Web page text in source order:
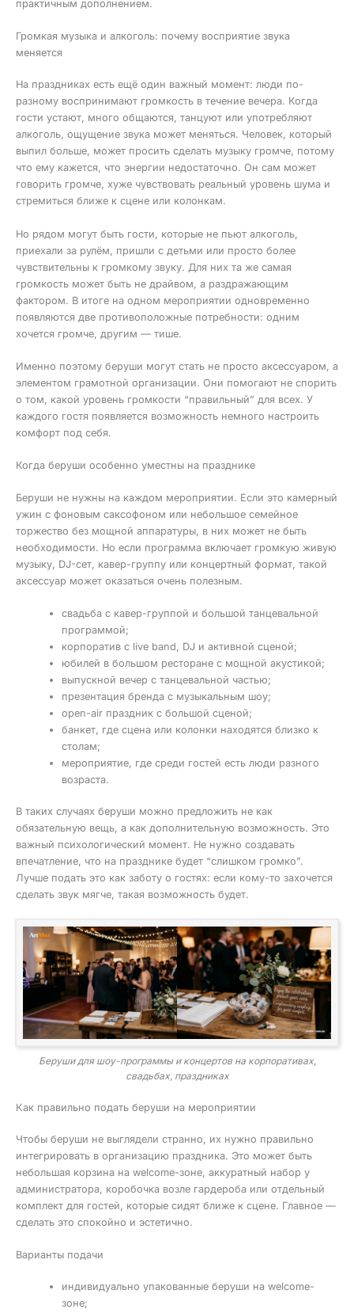
практичным дополнением.
Громкая музыка и алкоголь: почему восприятие звука
меняется
На праздниках есть ещё один важный момент: люди по-
разному воспринимают громкость в течение вечера. Когда
гости устают, много общаются, танцуют или употребляют
алкоголь, ощущение звука может меняться. Человек, который
выпил больше, может просить сделать музыку громче, потому
что ему кажется, что энергии недостаточно. Он сам может
говорить громче, хуже чувствовать реальный уровень шума и
стремиться ближе к сцене или колонкам.
Но рядом могут быть гости, которые не пьют алкоголь,
приехали за рулём, пришли с детьми или просто более
чувствительны к громкому звуку. Для них та же самая
громкость может быть не драйвом, а раздражающим
фактором. В итоге на одном мероприятии одновременно
появляются две противоположные потребности: одним
хочется громче, другим — тише.
Именно поэтому беруши могут стать не просто аксессуаром, а
элементом грамотной организации. Они помогают не спорить
о том, какой уровень громкости “правильный” для всех. У
каждого гостя появляется возможность немного настроить
комфорт под себя.
Когда беруши особенно уместны на празднике
Беруши не нужны на каждом мероприятии. Если это камерный
ужин с фоновым саксофоном или небольшое семейное
торжество без мощной аппаратуры, в них может не быть
необходимости. Но если программа включает громкую живую
музыку, DJ-сет, кавер-группу или концертный формат, такой
аксессуар может оказаться очень полезным.
свадьба с кавер-группой и большой танцевальной
программой;
корпоратив с live band, DJ и активной сценой;
юбилей в большом ресторане с мощной акустикой;
выпускной вечер с танцевальной частью;
презентация бренда с музыкальным шоу;
open-air праздник с большой сценой;
банкет, где сцена или колонки находятся близко к
столам;
мероприятие, где среди гостей есть люди разного
возраста.
В таких случаях беруши можно предложить не как
обязательную вещь, а как дополнительную возможность. Это
важный психологический момент. Не нужно создавать
впечатление, что на празднике будет “слишком громко”.
Лучше подать это как заботу о гостях: если кому-то захочется
сделать звук мягче, такая возможность будет.
Беруши для шоу-программы и концертов на корпоративах,
свадьбах, праздниках
Как правильно подать беруши на мероприятии
Чтобы беруши не выглядели странно, их нужно правильно
интегрировать в организацию праздника. Это может быть
небольшая корзина на welcome-зоне, аккуратный набор у
администратора, коробочка возле гардероба или отдельный
комплект для гостей, которые сидят ближе к сцене. Главное —
сделать это спокойно и эстетично.
Варианты подачи
индивидуально упакованные беруши на welcome-
зоне;